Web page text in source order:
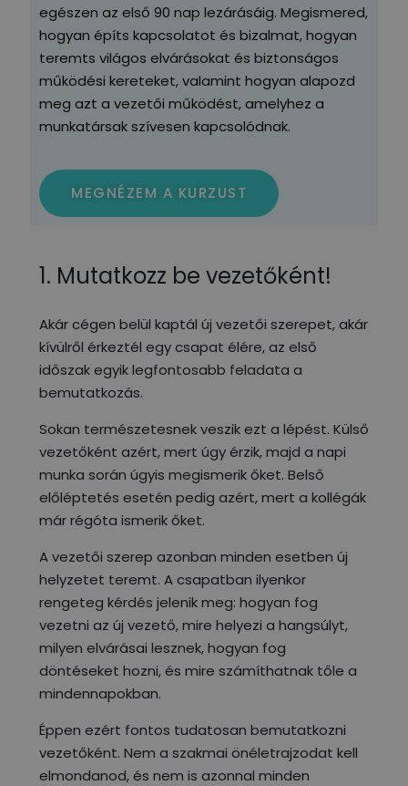
egészen az első 90 nap lezárásáig. Megismered,
hogyan építs kapcsolatot és bizalmat, hogyan
teremts világos elvárásokat és biztonságos
működési kereteket, valamint hogyan alapozd
meg azt a vezetői működést, amelyhez a
munkatársak szívesen kapcsolódnak.
MEGNÉZEM A KURZUST
1. Mutatkozz be vezetőként!
Akár cégen belül kaptál új vezetői szerepet, akár
kívülről érkeztél egy csapat élére, az első
időszak egyik legfontosabb feladata a
bemutatkozás.
Sokan természetesnek veszik ezt a lépést. Külső
vezetőként azért, mert úgy érzik, majd a napi
munka során úgyis megismerik őket. Belső
előléptetés esetén pedig azért, mert a kollégák
már régóta ismerik őket.
A vezetői szerep azonban minden esetben új
helyzetet teremt. A csapatban ilyenkor
rengeteg kérdés jelenik meg: hogyan fog
vezetni az új vezető, mire helyezi a hangsúlyt,
milyen elvárásai lesznek, hogyan fog
döntéseket hozni, és mire számíthatnak tőle a
mindennapokban.
Éppen ezért fontos tudatosan bemutatkozni
vezetőként. Nem a szakmai önéletrajzodat kell
elmondanod, és nem is azonnal minden